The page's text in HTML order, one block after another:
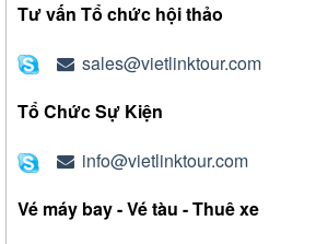
Tư vấn Tổ chức hội thảo
sales@vietlinktour.com
Tổ Chức Sự Kiện
info@vietlinktour.com
Vé máy bay - Vé tàu - Thuê xe